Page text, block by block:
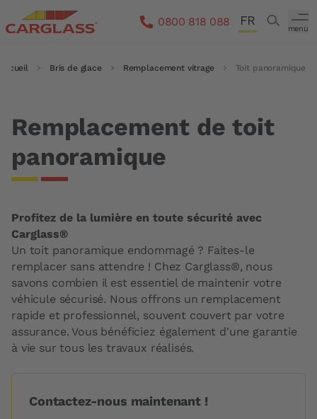
Aller au contenu principal
0800 818 088
FR
IT
Search
menu
Fil d'ArianeBris de glace Remplacement vitrage Toit panoramique
Remplacement de toit
panoramique
Profitez de la lumière en toute sécurité avec
Carglass®
Un toit panoramique endommagé ? Faites-le
remplacer sans attendre ! Chez Carglass®, nous
savons combien il est essentiel de maintenir votre
véhicule sécurisé. Nous offrons un remplacement
rapide et professionnel, souvent couvert par votre
assurance. Vous bénéficiez également d'une garantie
à vie sur tous les travaux réalisés.
Contactez-nous maintenant !